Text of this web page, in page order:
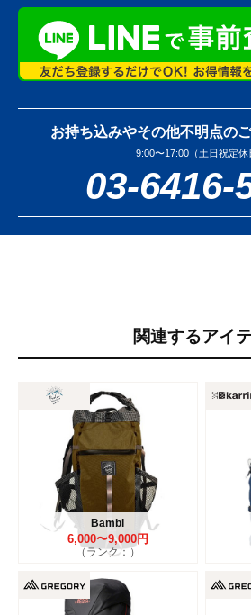
お持ち込みやその他不明点の
9:00〜17:00（土日祝定休
03-6416-
関連するアイ
Bambi
6,000〜9,000円
（ランク：）